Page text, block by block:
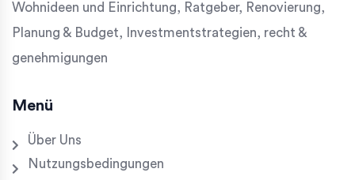
Wohnideen und Einrichtung, Ratgeber, Renovierung,
Planung & Budget, Investmentstrategien, recht &
genehmigungen
Menü
Über Uns
Nutzungsbedingungen